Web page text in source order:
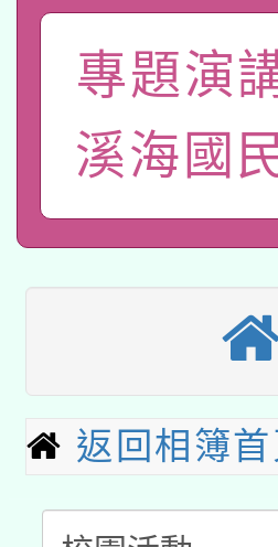
A3數位素
「數位內
pilot」
有關大陸
轉知經濟
業技術研
用水績優
115年8月
桃園市孔
開 智慧啟
2026年桃
本校115
招甄選結
招)
適應運動
本館辦理
暨閱讀推
科技賦能─
專題演
溪海國
返回相簿首